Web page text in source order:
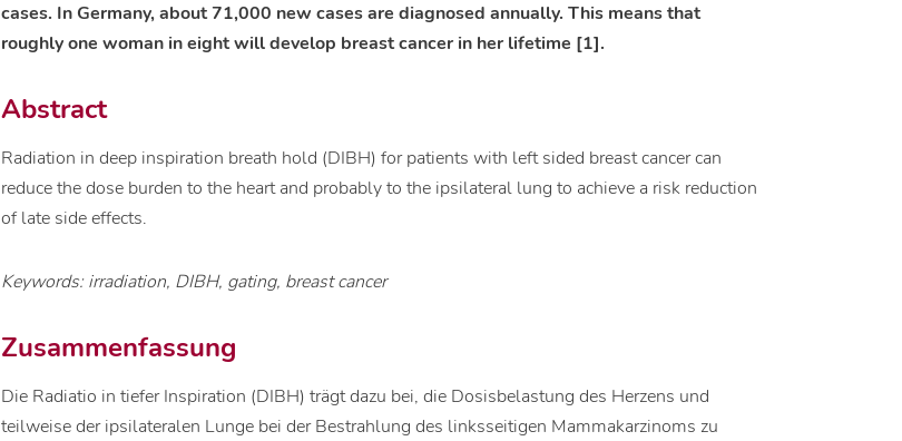
cases. In Germany, about 71,000 new cases are diagnosed annually. This means that
roughly one woman in eight will develop breast cancer in her lifetime [1].
Abstract
Radiation in deep inspiration breath hold (DIBH) for patients with left sided breast cancer can
reduce the dose burden to the heart and probably to the ipsilateral lung to achieve a risk reduction
of late side effects.
Keywords: irradiation, DIBH, gating, breast cancer
Zusammenfassung
Die Radiatio in tiefer Inspiration (DIBH) trägt dazu bei, die Dosisbelastung des Herzens und
teilweise der ipsilateralen Lunge bei der Bestrahlung des linksseitigen Mammakarzinoms zu